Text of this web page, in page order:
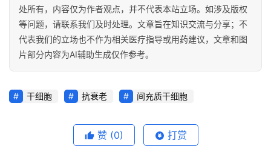
处所有，内容仅为作者观点，并不代表本站立场。如涉及版权
等问题，请联系我们及时处理。文章旨在知识交流与分享；不
代表我们的立场也不作为相关医疗指导或用药建议，文章和图
片部分内容为AI辅助生成仅作参考。
干细胞 抗衰老 间充质干细胞
赞 (0) 打赏